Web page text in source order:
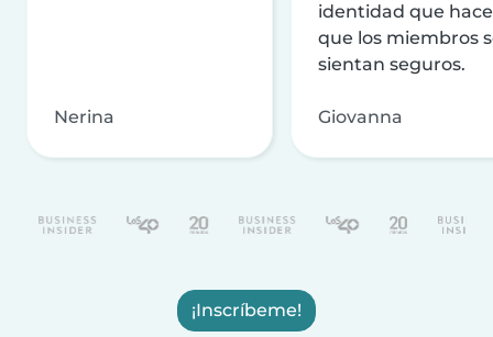
Nerina
identidad que
que los miembros
sientan seguros.
Giovanna
¡Inscríbeme!